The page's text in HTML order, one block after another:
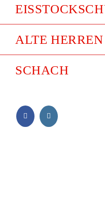
ALTE HERREN
SCHACH